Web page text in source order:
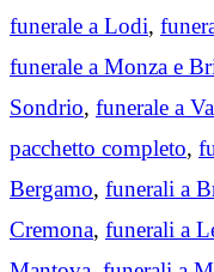
funerale a Lodi,
funerale a Monza e
Sondrio, funerale a
pacchetto completo,
Bergamo, funerali a
Cremona, funerali a